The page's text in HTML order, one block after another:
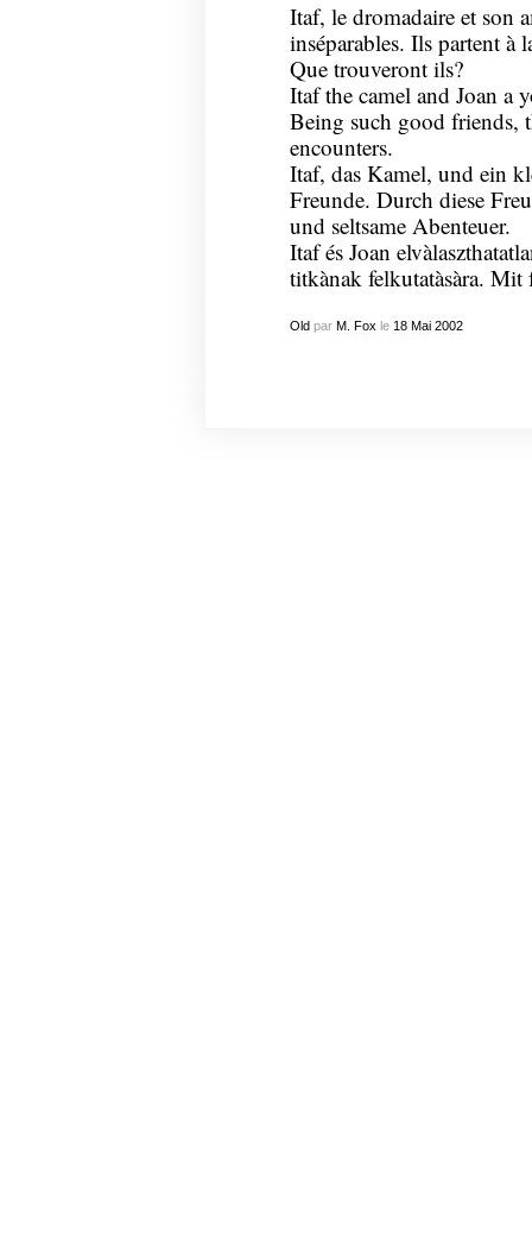
Itaf, le dromadaire et son
inséparables. Ils partent à
Que trouveront ils?
Itaf the camel and Joan a
Being such good friends,
encounters.
Itaf, das Kamel, und ein
Freunde. Durch diese
und seltsame Abenteuer.
Itaf és Joan
titkànak felkutatàsàra. Mit
Oldpar M. Fox le 18 Mai 2002